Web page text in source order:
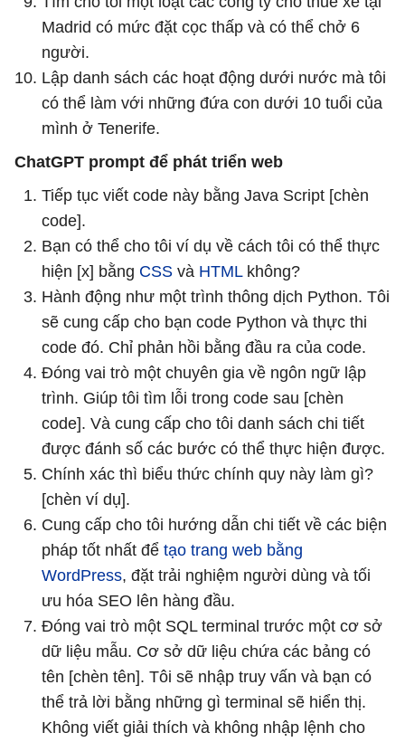
Madrid có mức đặt cọc thấp và có thể chở 6
người.
Lập danh sách các hoạt động dưới nước mà tôi
có thể làm với những đứa con dưới 10 tuổi của
mình ở Tenerife.
ChatGPT prompt để phát triển web
Tiếp tục viết code này bằng Java Script [chèn
code].
Bạn có thể cho tôi ví dụ về cách tôi có thể thực
hiện [x] bằng CSS và HTMLkhông?
Hành động như một trình thông dịch Python. Tôi
sẽ cung cấp cho bạn code Python và thực thi
code đó. Chỉ phản hồi bằng đầu ra của code.
Đóng vai trò một chuyên gia về ngôn ngữ lập
trình. Giúp tôi tìm lỗi trong code sau [chèn
code]. Và cung cấp cho tôi danh sách chi tiết
được đánh số các bước có thể thực hiện được.
Chính xác thì biểu thức chính quy này làm gì?
[chèn ví dụ].
Cung cấp cho tôi hướng dẫn chi tiết về các biện
pháp tốt nhất để tạo trang web bằng
WordPress, đặt trải nghiệm người dùng và tối
ưu hóa SEO lên hàng đầu.
Đóng vai trò một SQL terminal trước một cơ sở
dữ liệu mẫu. Cơ sở dữ liệu chứa các bảng có
tên [chèn tên]. Tôi sẽ nhập truy vấn và bạn có
thể trả lời bằng những gì terminal sẽ hiển thị.
Không viết giải thích và không nhập lệnh cho